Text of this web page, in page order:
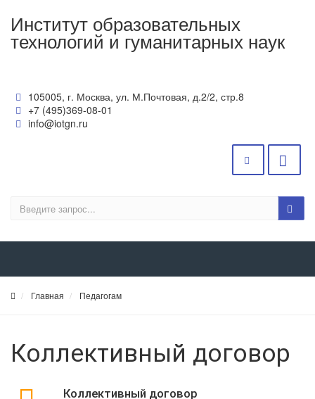
Институт образовательных
технологий и гуманитарных наук
105005, г. Москва, ул. М.Почтовая, д.2/2, стр.8
+7 (495)369-08-01
info@iotgn.ru
Главная Педагогам
Коллективный договор
Коллективный договор